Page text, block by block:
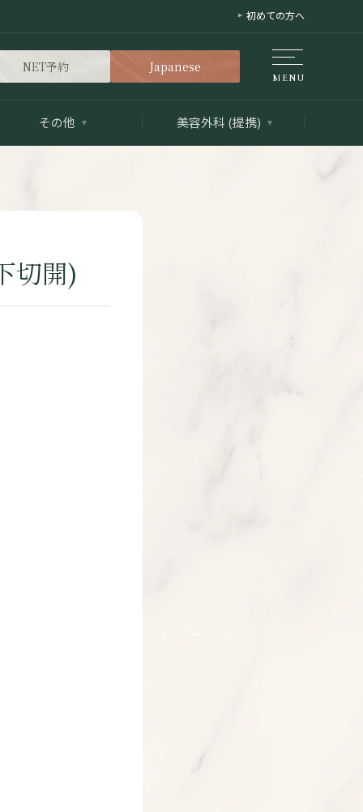
初めての方へ
NET予約 Japanese
その他 美容外科 (提携)
切開)